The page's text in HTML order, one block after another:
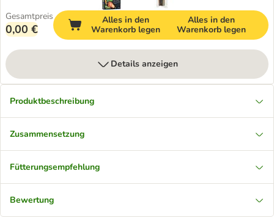
Gesamtpreis
0,00 €
Alles in den
Warenkorb legen
Alles in den
Warenkorb legen
Details anzeigen
Produktbeschreibung
Zusammensetzung
Fütterungsempfehlung
Bewertung